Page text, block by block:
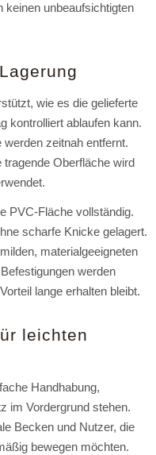
keinen unbeaufsichtigten
wie es die gelieferte
kontrolliert ablaufen kann.
zeitnah entfernt.
Oberfläche wird
PVC-Fläche vollständig.
scharfe Knicke gelagert.
materialgeeigneten
werden
lange erhalten bleibt.
leichten
Handhabung,
im Vordergrund stehen.
Becken und Nutzer, die
bewegen möchten.